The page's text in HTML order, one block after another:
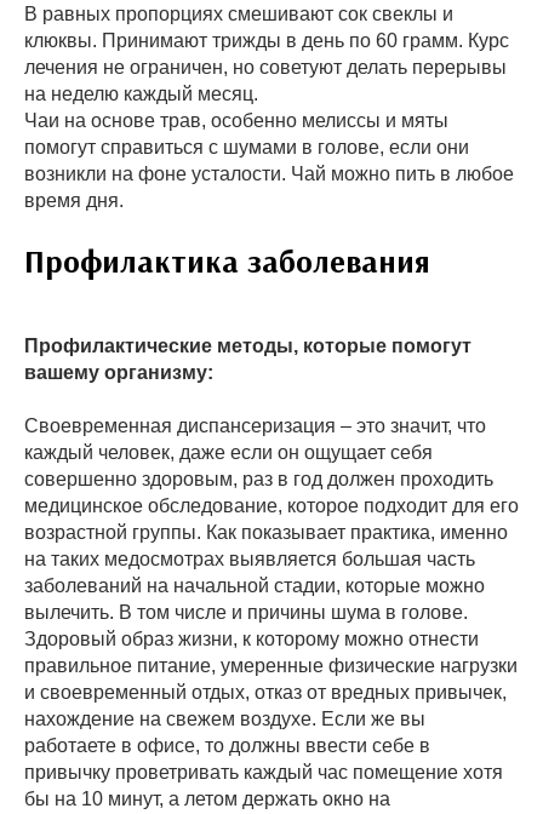
В равных пропорциях смешивают сок свеклы и
клюквы. Принимают трижды в день по 60 грамм. Курс
лечения не ограничен, но советуют делать перерывы
на неделю каждый месяц.
Чаи на основе трав, особенно мелиссы и мяты
помогут справиться с шумами в голове, если они
возникли на фоне усталости. Чай можно пить в любое
время дня.
Профилактика заболевания
Профилактические методы, которые помогут
вашему организму:
Своевременная диспансеризация – это значит, что
каждый человек, даже если он ощущает себя
совершенно здоровым, раз в год должен проходить
медицинское обследование, которое подходит для его
возрастной группы. Как показывает практика, именно
на таких медосмотрах выявляется большая часть
заболеваний на начальной стадии, которые можно
вылечить. В том числе и причины шума в голове.
Здоровый образ жизни, к которому можно отнести
правильное питание, умеренные физические нагрузки
и своевременный отдых, отказ от вредных привычек,
нахождение на свежем воздухе. Если же вы
работаете в офисе, то должны ввести себе в
привычку проветривать каждый час помещение хотя
бы на 10 минут, а летом держать окно на